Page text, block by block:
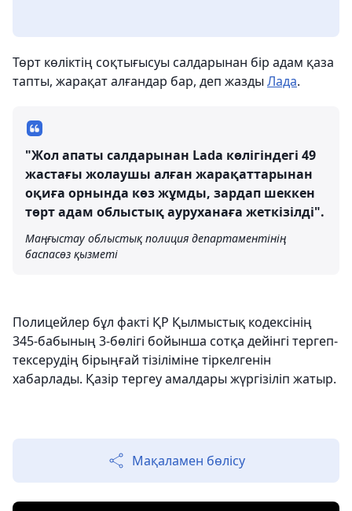
Төрт көліктің соқтығысуы салдарынан бір адам қаза
тапты, жарақат алғандар бар, деп жазды Лада.
"Жол апаты салдарынан Lada көлігіндегі 49
жастағы жолаушы алған жарақаттарынан
оқиға орнында көз жұмды, зардап шеккен
төрт адам облыстық ауруханаға жеткізілді".
Маңғыстау облыстық полиция департаментінің
баспасөз қызметі
Полицейлер бұл факті ҚР Қылмыстық кодексінің
345-бабының 3-бөлігі бойынша сотқа дейінгі тергеп-
тексерудің бірыңғай тізіліміне тіркелгенін
хабарлады. Қазір тергеу амалдары жүргізіліп жатыр.
Мақаламен бөлісу